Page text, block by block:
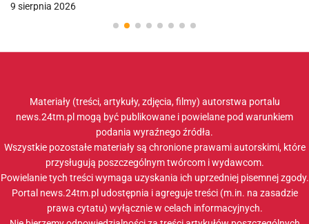
9 sierpnia 2026
Materiały (treści, artykuły, zdjęcia, filmy) autorstwa portalu
news.24tm.pl mogą być publikowane i powielane pod warunkiem
podania wyraźnego źródła.
Wszystkie pozostałe materiały są chronione prawami autorskimi, które
przysługują poszczególnym twórcom i wydawcom.
Powielanie tych treści wymaga uzyskania ich uprzedniej pisemnej zgody.
Portal news.24tm.pl udostępnia i agreguje treści (m.in. na zasadzie
prawa cytatu) wyłącznie w celach informacyjnych.